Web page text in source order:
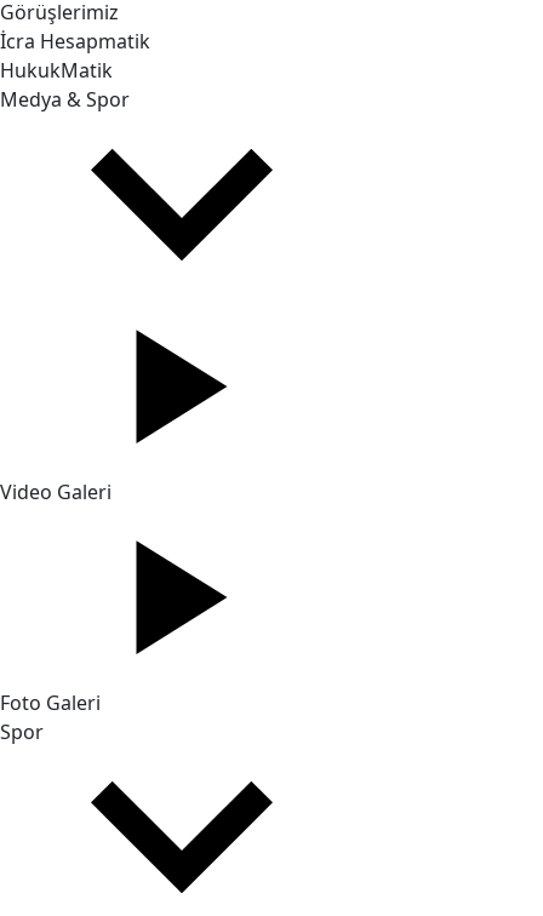
Görüşlerimiz
İcra Hesapmatik
HukukMatik
Medya & Spor
Video Galeri
Foto Galeri
Spor